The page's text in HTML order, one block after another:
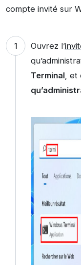
compte invité sur
Ouvrez l’
Terminal, et